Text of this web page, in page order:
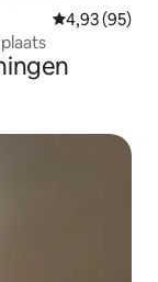
Gemiddelde
4,93 (95)